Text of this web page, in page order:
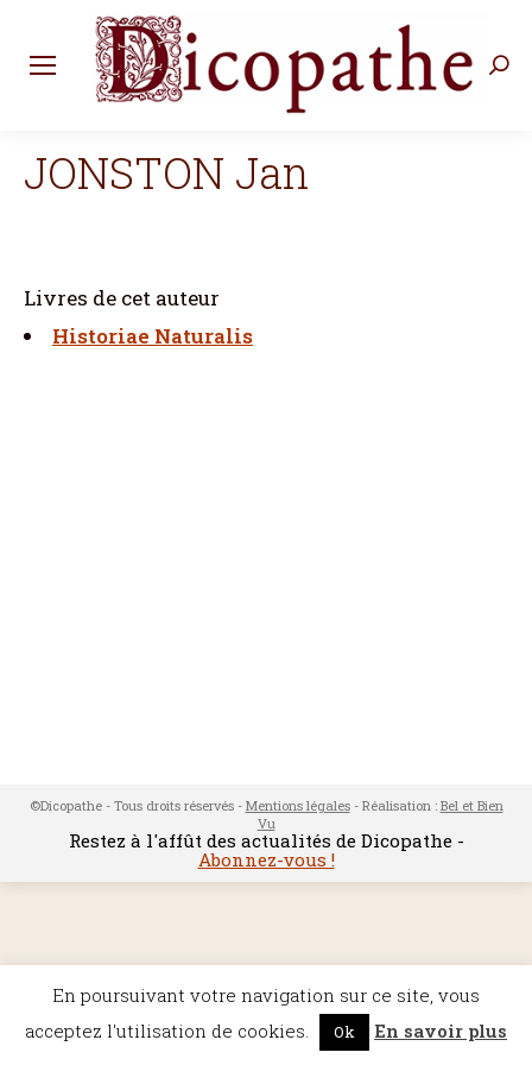
JONSTON Jan
Livres de cet auteur
Historiae Naturalis
©Dicopathe - Tous droits réservés - Mentions légales- Réalisation : Bel et Bien
Vu
Restez à l'affût des actualités de Dicopathe -
Abonnez-vous !
En poursuivant votre navigation sur ce site, vous
acceptez l'utilisation de cookies.
Ok En savoir plus